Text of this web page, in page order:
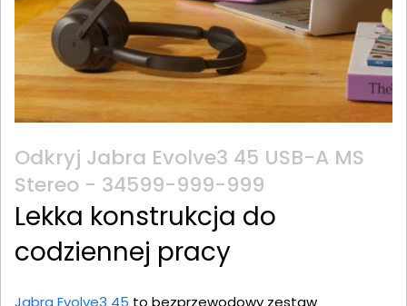
Odkryj Jabra Evolve3 45 USB-A MS
Stereo - 34599-999-999
Lekka konstrukcja do
codziennej pracy